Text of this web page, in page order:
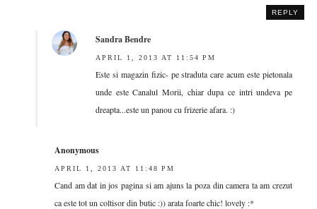
REPLY
Sandra Bendre
APRIL 1, 2013 AT 11:54 PM
Este si magazin fizic- pe straduta care acum este pietonala
unde este Canalul Morii, chiar dupa ce intri undeva pe
dreapta...este un panou cu frizerie afara. :)
Anonymous
APRIL 1, 2013 AT 11:48 PM
Cand am dat in jos pagina si am ajuns la poza din camera ta am crezut
ca este tot un coltisor din butic :)) arata foarte chic! lovely :*